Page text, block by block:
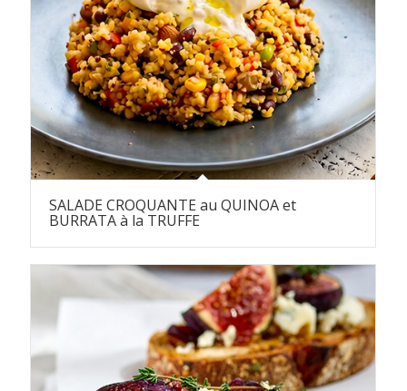
SALADE CROQUANTE au QUINOA et
BURRATA à la TRUFFE